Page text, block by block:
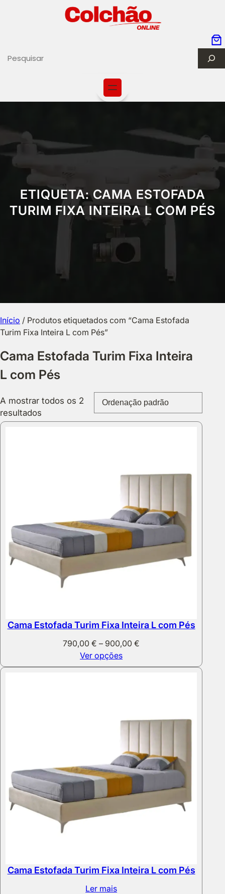
c
ETIQUETA:CAMA ESTOFADA
TURIM FIXA INTEIRA L COM PÉS
Início / Produtos etiquetados com “Cama Estofada
Turim Fixa Inteira L com Pés”
Cama Estofada Turim Fixa Inteira
L com Pés
A mostrar todos os 2
resultados
Cama Estofada Turim Fixa Inteira L com Pés
790,00€ – 900,00€
790,00 €
Ver opções
Cama Estofada Turim Fixa Inteira L com Pés
Ler mais